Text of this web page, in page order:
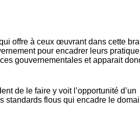
offre à ceux œuvrant dans cette
pour encadrer leurs
gouvernementales et apparait
de le faire y voit l’opportunité d’un
standards flous qui encadre le